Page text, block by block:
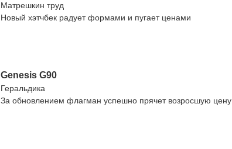
Матрешкин труд
Новый хэтчбек радует формами и пугает ценами
Genesis G90
Геральдика
За обновлением флагман успешно прячет возросшую цену